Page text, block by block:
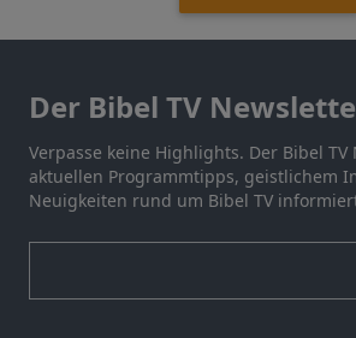
Der Bibel TV
Verpasse keine Highlights. Der Bibel
aktuellen Programmtipps, geistlichem
Neuigkeiten rund um Bibel TV